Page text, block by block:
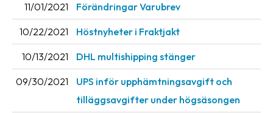
Privacy
Prohibited
dangerous
content
11/01/2021 Förändringar Varubrev
10/22/2021 Höstnyheter i Fraktjakt
10/13/2021 DHL multishipping stänger
09/30/2021
UPS inför upphämtningsavgift och
tilläggsavgifter under högsäsongen